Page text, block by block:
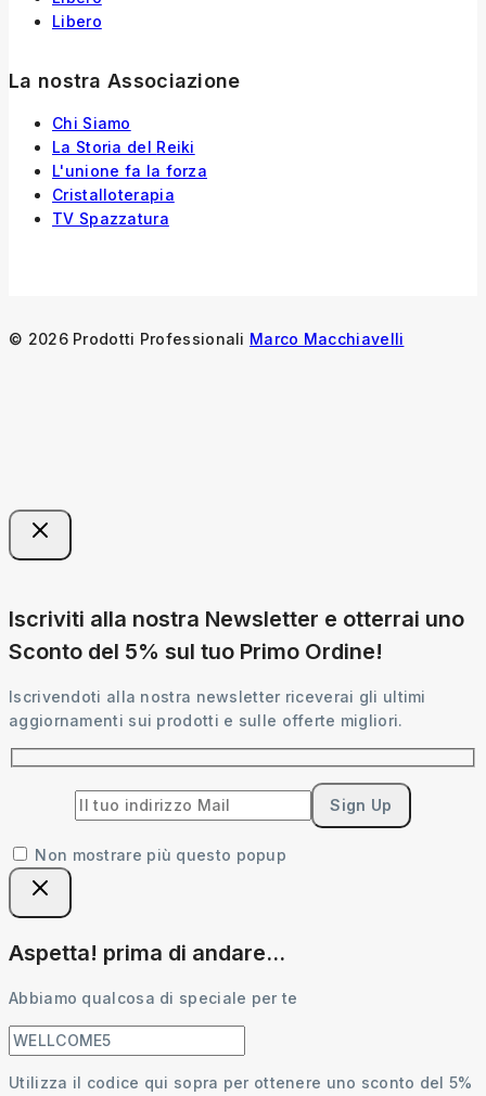
Libero
La nostra Associazione
Chi Siamo
La Storia del Reiki
L'unione fa la forza
Cristalloterapia
TV Spazzatura
© 2026 Prodotti Professionali Marco Macchiavelli
Iscriviti alla nostra Newsletter e otterrai uno
Sconto del 5% sul tuo Primo Ordine!
Iscrivendoti alla nostra newsletter riceverai gli ultimi
aggiornamenti sui prodotti e sulle offerte migliori.
Non mostrare più questo popup
Aspetta! prima di andare...
Abbiamo qualcosa di speciale per te
Utilizza il codice qui sopra per ottenere uno sconto del 5%